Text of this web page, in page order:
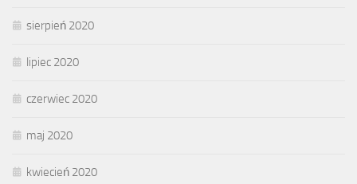
sierpień 2020
lipiec 2020
czerwiec 2020
maj 2020
kwiecień 2020